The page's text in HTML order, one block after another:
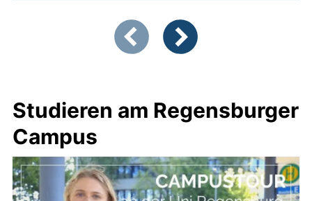
Zeigt Folie 1 von 3
Studieren am Regensburger
Campus